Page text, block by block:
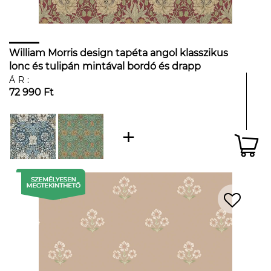
William Morris design tapéta angol klasszikus
lonc és tulipán mintával bordó és drapp
színben
ÁR:
72 990 Ft